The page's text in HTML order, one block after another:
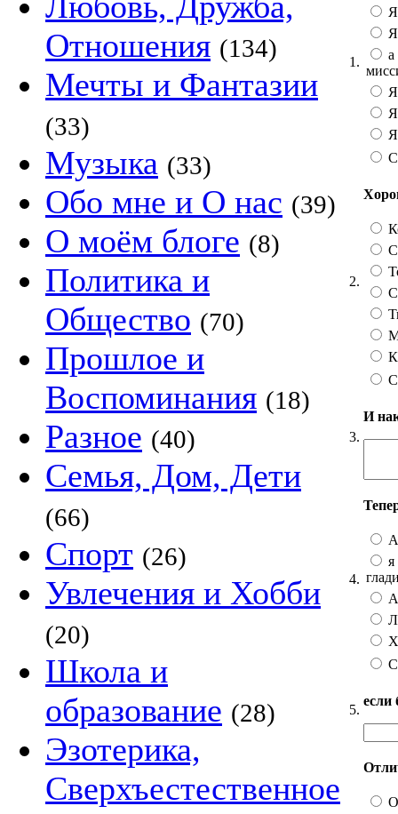
Отношения (134)
Мечты и Фантазии
(33)
Музыка (33)
Обо мне и О нас (39)
О моём блоге (8)
Политика и
Общество (70)
Прошлое и
Воспоминания (18)
Разное (40)
Семья, Дом, Дети
(66)
Спорт (26)
Увлечения и Хобби
(20)
Школа и
образование (28)
Эзотерика,
Сверхъестественное
1.
а
2.
3.
И
4.
я
5.
если